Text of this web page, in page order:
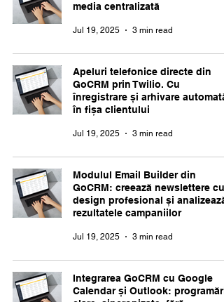
media centralizată
Jul 19, 2025 3 min read
Apeluri telefonice directe din
GoCRM prin Twilio. Cu
înregistrare și arhivare automată
în fișa clientului
Jul 19, 2025 3 min read
Modulul Email Builder din
GoCRM: creează newslettere cu
design profesional și analizează
rezultatele campaniilor
Jul 19, 2025 3 min read
Integrarea GoCRM cu Google
Calendar și Outlook: programări